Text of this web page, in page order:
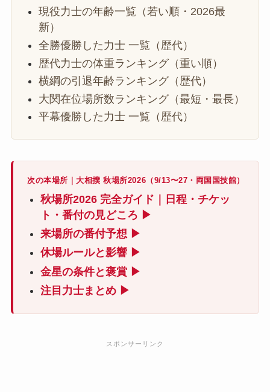
現役力士の年齢一覧（若い順・2026最
新）
全勝優勝した力士 一覧（歴代）
歴代力士の体重ランキング（重い順）
横綱の引退年齢ランキング（歴代）
大関在位場所数ランキング（最短・最長）
平幕優勝した力士 一覧（歴代）
次の本場所｜大相撲 秋場所2026（9/13〜27・両国国技館）
秋場所2026 完全ガイド｜日程・チケッ
ト・番付の見どころ ▶
来場所の番付予想 ▶
休場ルールと影響 ▶
金星の条件と褒賞 ▶
注目力士まとめ ▶
スポンサーリンク